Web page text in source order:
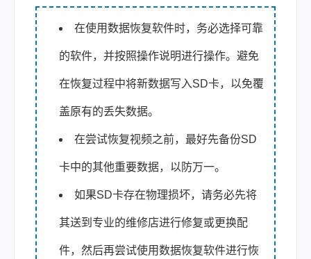
在使用数据恢复软件时，务必选择可靠
的软件，并按照操作说明进行操作。避免
在恢复过程中将新数据写入SD卡，以免覆
盖原有的丢失数据。
在尝试恢复视频之前，最好先备份SD
卡中的其他重要数据，以防万一。
如果SD卡存在物理损坏，请务必先将
其送到专业的维修店进行修复或更换配
件，然后再尝试使用数据恢复软件进行恢